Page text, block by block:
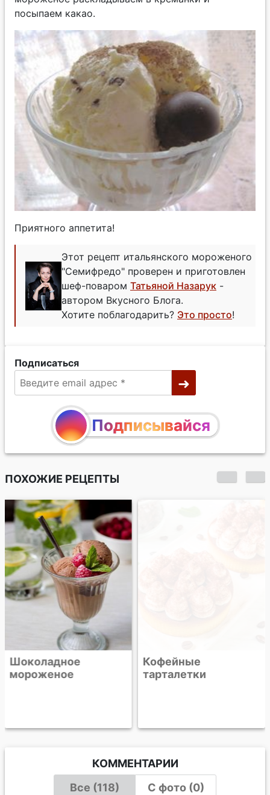
посыпаем какао.
Приятного аппетита!
Этот рецепт итальянского мороженого
"Семифредо" проверен и приготовлен
шеф-поваром Татьяной Назарук -
автором Вкусного Блога.
Хотите поблагодарить? Это просто!
Подписаться
Подписывайся
ПОХОЖИЕ РЕЦЕПТЫ
Шоколадное
мороженое
Кофейные
тарталетки
КОММЕНТАРИИ
Все (118)
С фото (0)